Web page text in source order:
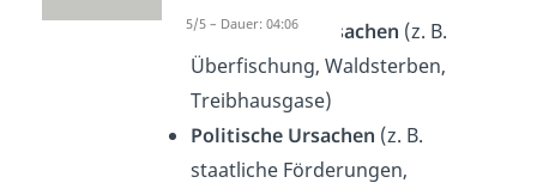
Ökologische Ursachen (z. B.
Überfischung, Waldsterben,
Treibhausgase)
Politische Ursachen (z. B.
staatliche Förderungen,
5/5 – Dauer: 04:06